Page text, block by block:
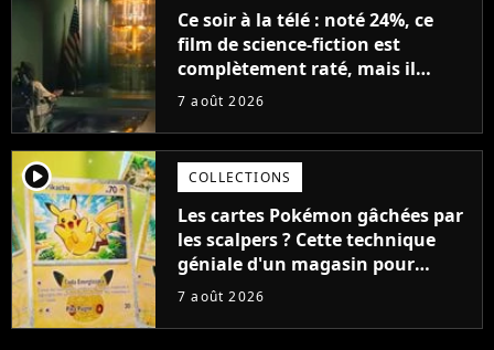
Ce soir à la télé : noté 24%, ce
film de science-fiction est
complètement raté, mais il
aurait pu être encore pire à
7 août 2026
player2 COLLECTIONS
Les cartes Pokémon gâchées par
les scalpers ? Cette technique
géniale d'un magasin pour
ruiner les revendeurs
7 août 2026